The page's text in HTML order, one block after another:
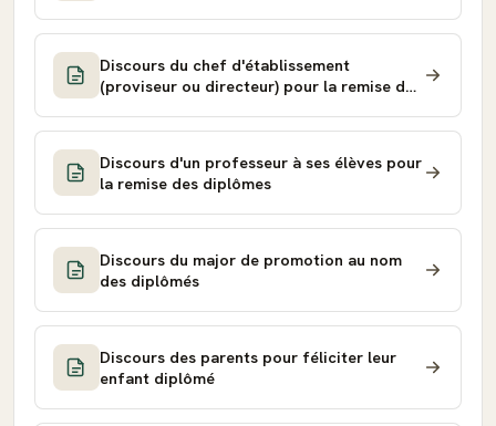
Discours du chef d'établissement
(proviseur ou directeur) pour la remise des
Discours d'un professeur à ses élèves pour
la remise des diplômes
Discours du major de promotion au nom
des diplômés
Discours des parents pour féliciter leur
enfant diplômé